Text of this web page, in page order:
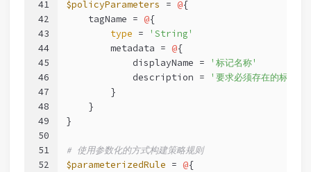
41
42
43
44
45
46
47
48
49
50
51
52
$policyParameters = @{
    tagName =
@{
type =
'String'
        metadata =
@{
            displayName =
'标记名称'
            description =
'要求必须存在的标记名
        }
    }
}
# 使用参数化的方式构建策略规则
$parameterizedRule = @{